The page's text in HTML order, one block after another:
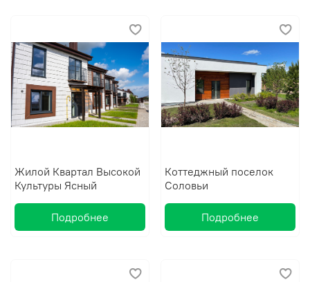
Жилой Квартал Высокой
Культуры Ясный
Подробнее
Коттеджный поселок
Соловьи
Подробнее